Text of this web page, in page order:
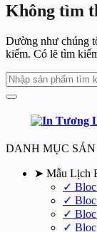
Không tìm
Dường như chúng
kiếm. Có lẽ tìm
DANH MỤC
➤ Mẫu Lịch
✓
✓
✓
✓